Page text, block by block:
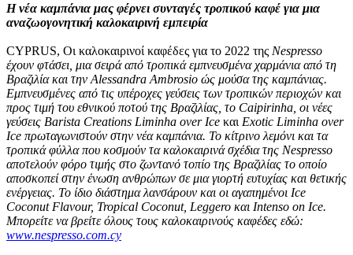
Η νέα καμπάνια μας φέρνει συνταγές τροπικού καφέ για μια
αναζωογονητική καλοκαιρινή εμπειρία
CYPRUS, Οι καλοκαιρινοί καφέδες για το 2022 της Nespresso
έχουν φτάσει, μια σειρά από τροπικά εμπνευσμένα χαρμάνια από τη
Βραζιλία και την Alessandra Ambrosio ώς μούσα της καμπάνιας.
Εμπνευσμένες από τις υπέροχες γεύσεις των τροπικών περιοχών και
προς τιμή του εθνικού ποτού της Βραζιλίας, το Caipirinha , οι νέες
γεύσεις Barista Creations Liminha over Ice και Exotic Liminha over
Ice πρωταγωνιστούν στην νέα καμπάνια. Το κίτρινο λεμόνι και τα
τροπικά φύλλα που κοσμούν τα καλοκαιρινά σχέδια της Nespresso
αποτελούν φόρο τιμής στο ζωντανό τοπίο της Βραζιλίας το οποίο
αποσκοπεί στην ένωση ανθρώπων σε μια γιορτή ευτυχίας και θετικής
ενέργειας. Το ίδιο διάστημα λανσάρουν και οι αγαπημένοι Ice
Coconut Flavour, Tropical Coconut, Leggero και Intenso on Ice.
Μπορείτε να βρείτε όλους τους καλοκαιρινούς καφέδες εδώ:
www.nespresso.com.cy